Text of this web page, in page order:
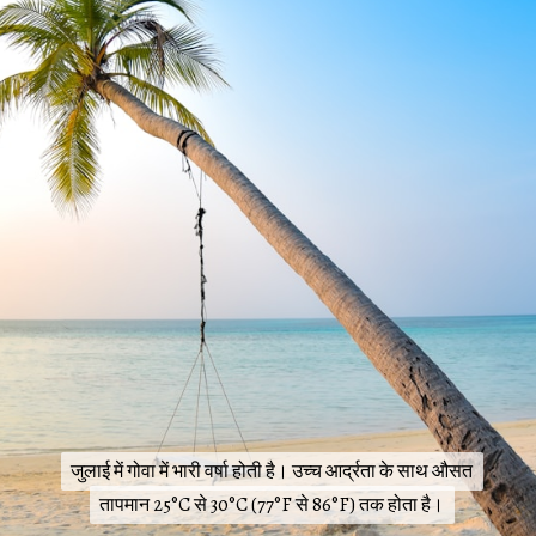
जुलाई में गोवा में भारी वर्षा होती है। उच्च आर्द्रता के साथ औसत
तापमान 25°C से 30°C (77°F से 86°F) तक होता है।
जुलाई में गोवा में भारी वर्षा होती है। उच्च आर्द्रता के साथ औसत
तापमान 25°C से 30°C (77°F से 86°F) तक होता है।